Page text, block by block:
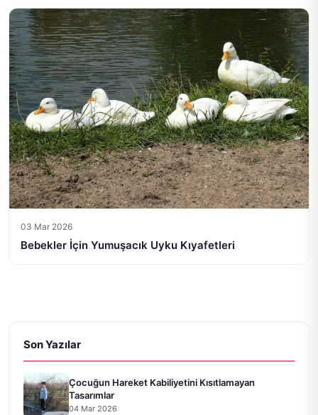
03 Mar 2026
Bebekler İçin Yumuşacık Uyku Kıyafetleri
Son Yazılar
Çocuğun Hareket Kabiliyetini Kısıtlamayan
Tasarımlar
04 Mar 2026